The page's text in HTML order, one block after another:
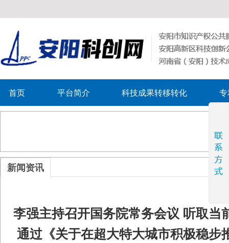
首页 平台简介 科技成果转移转化
新闻资讯
李强主持召开国务院常务会议 听取当
通过《关于在超大特大城市积极稳步